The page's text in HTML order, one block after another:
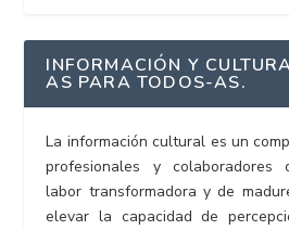
INFORMACIÓN Y
AS PARA TODOS-AS.
La información cultural es un
profesionales y colaboradores
labor transformadora y de
elevar la capacidad de